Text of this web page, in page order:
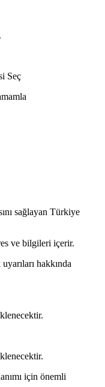
Seç
sağlayan Türkiye
ve bilgileri içerir.
hakkında
için önemli